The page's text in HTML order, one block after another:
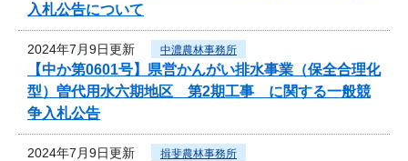
入札公告について
2024年7月9日更新 中濃農林事務所
【中か第0601号】県営かんがい排水事業（保全合理化
型）曽代用水六期地区 第2期工事 に関する一般競
争入札公告
2024年7月9日更新 揖斐農林事務所